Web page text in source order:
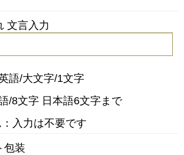
文言入力
語/大文字/1文字
/8文字 日本語6文字まで
入力は不要です
包装